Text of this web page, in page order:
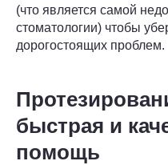
(что является самой
стоматологии) чтобы
дорогостоящих проблем.
быстрая и
помощь